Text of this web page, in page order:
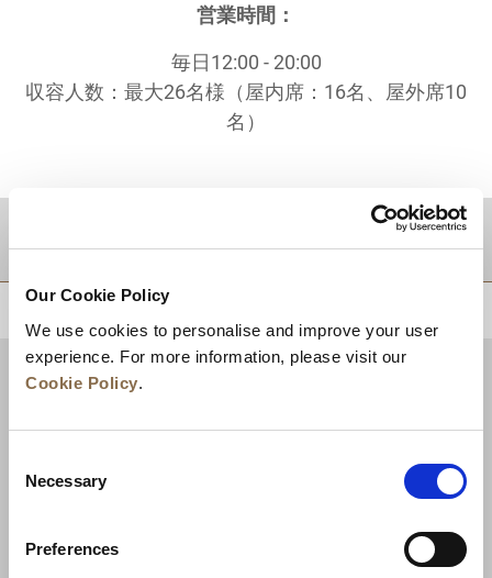
Our Cookie Policy
We use cookies to personalise and improve your user
experience. For more information, please visit our
Cookie Policy.
Selection
Necessary
Preferences
営業時間：
毎日12:00 - 20:00
収容人数：最大26名様（屋内席：16名、屋外席10
名）